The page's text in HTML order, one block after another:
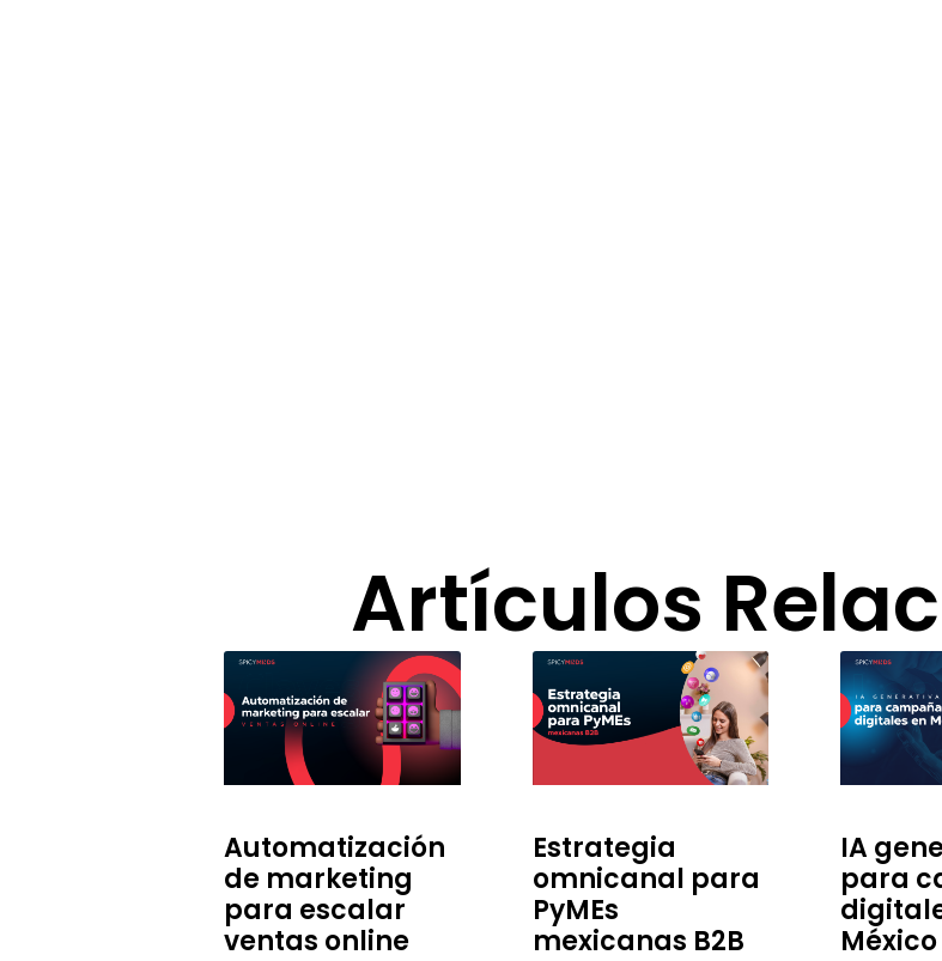
Artículos
Automatización
de marketing
para escalar
ventas online
Estrategia
omnicanal para
PyMEs
mexicanas B2B
IA
para
México